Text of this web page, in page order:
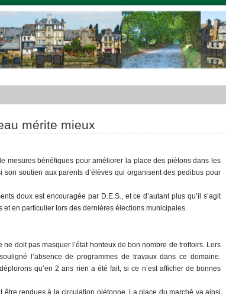
mérite mieux
mesures bénéfiques pour améliorer la place des piétons dans les
soutien aux parents d’élèves qui organisent des pedibus pour
doux est encouragée par D.E.S., et ce d’autant plus qu’il s’agit
en particulier lors des dernières élections municipales.
doit pas masquer l’état honteux de bon nombre de trottoirs. Lors
l’absence de programmes de travaux dans ce domaine.
qu’en 2 ans rien a été fait, si ce n’est afficher de bonnes